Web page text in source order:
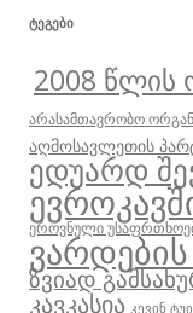
ᲢᲔᲒᲔᲑᲘ
2008 წლის
არასამთავრობო
აღმოსავლეთის
ედუარდ
ეროვნული
ზვიად
კავკასია კევინ